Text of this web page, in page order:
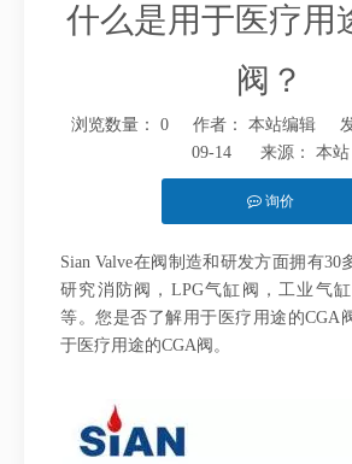
什么是用于医疗用
阀？
浏览数量： 0 作者： 本站编辑 发
09-14 来源： 本站
询价
Sian Valve在阀制造和研发方面拥有30
研究消防阀，LPG气缸阀，工业气
等。您是否了解用于医疗用途的CGA
于医疗用途的CGA阀。